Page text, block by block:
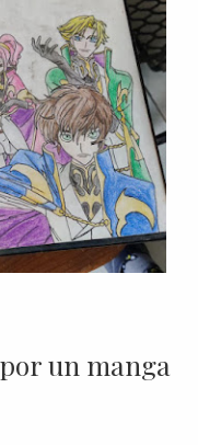
un manga